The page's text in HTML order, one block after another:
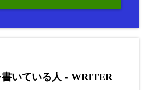
いている人 - WRITER